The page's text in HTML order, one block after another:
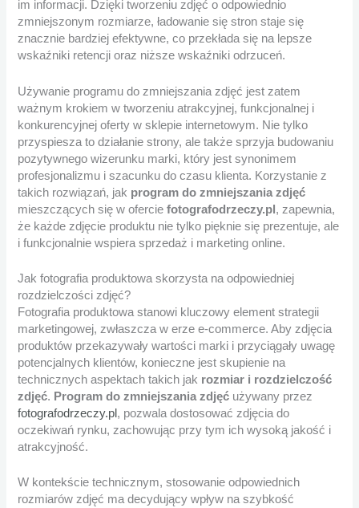
im informacji. Dzięki tworzeniu zdjęć o odpowiednio
zmniejszonym rozmiarze, ładowanie się stron staje się
znacznie bardziej efektywne, co przekłada się na lepsze
wskaźniki retencji oraz niższe wskaźniki odrzuceń.
Używanie programu do zmniejszania zdjęć jest zatem
ważnym krokiem w tworzeniu atrakcyjnej, funkcjonalnej i
konkurencyjnej oferty w sklepie internetowym. Nie tylko
przyspiesza to działanie strony, ale także sprzyja budowaniu
pozytywnego wizerunku marki, który jest synonimem
profesjonalizmu i szacunku do czasu klienta. Korzystanie z
takich rozwiązań, jak program do zmniejszania zdjęć
mieszczących się w oferciefotografodrzeczy.pl, zapewnia,
że każde zdjęcie produktu nie tylko pięknie się prezentuje, ale
i funkcjonalnie wspiera sprzedaż i marketing online.
Jak fotografia produktowa skorzysta na odpowiedniej
rozdzielczości zdjęć?
Fotografia produktowa stanowi kluczowy element strategii
marketingowej, zwłaszcza w erze e-commerce. Aby zdjęcia
produktów przekazywały wartości marki i przyciągały uwagę
potencjalnych klientów, konieczne jest skupienie na
technicznych aspektach takich jak rozmiar i rozdzielczość
zdjęć. Program do zmniejszania zdjęć używany przez
fotografodrzeczy.pl , pozwala dostosować zdjęcia do
oczekiwań rynku, zachowując przy tym ich wysoką jakość i
atrakcyjność.
W kontekście technicznym, stosowanie odpowiednich
rozmiarów zdjęć ma decydujący wpływ na szybkość